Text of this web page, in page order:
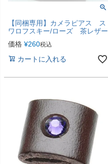
【同梱専用】カメラピアス ス
ワロフスキー/ローズ 茶レザー
価格 ¥260税込
カートに入れる